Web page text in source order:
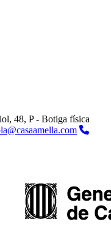
48, P - Botiga física